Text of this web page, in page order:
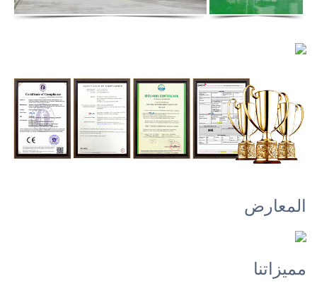
المعارض
مميزاتنا